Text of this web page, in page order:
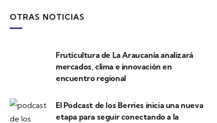
OTRAS NOTICIAS
Fruticultura de La Araucanía analizará
mercados, clima e innovación en
encuentro regional
El Podcast de los Berries inicia una nueva
etapa para seguir conectando a la